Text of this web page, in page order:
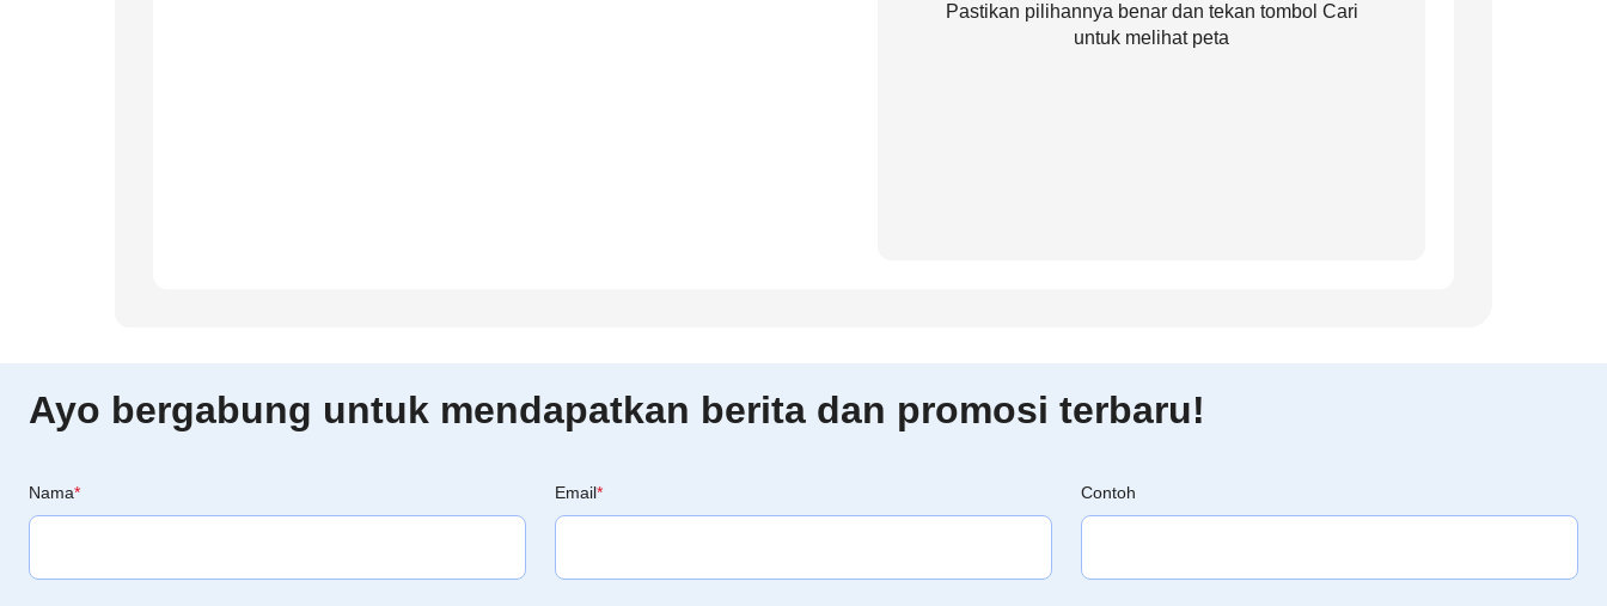
Pastikan pilihannya benar dan tekan tombol Cari
untuk melihat peta
Ayo bergabung untuk mendapatkan berita dan promosi terbaru!
Nama* Email* Contoh